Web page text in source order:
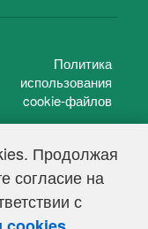
Продолжая
согласие на
с
Политика
использования
cookie-файлов
77-39848, выдано